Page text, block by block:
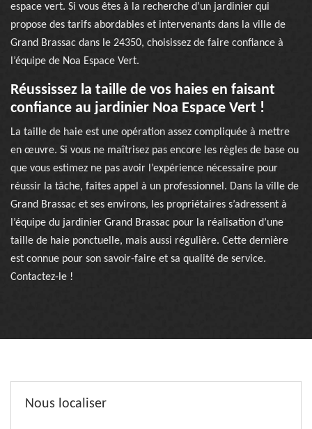
espace vert. Si vous êtes à la recherche d’un jardinier qui
propose des tarifs abordables et intervenants dans la ville de
Grand Brassac dans le 24350, choisissez de faire confiance à
l’équipe de Noa Espace Vert.
Réussissez la taille de vos haies en faisant
confiance au jardinier Noa Espace Vert !
La taille de haie est une opération assez compliquée à mettre
en œuvre. Si vous ne maîtrisez pas encore les règles de base ou
que vous estimez ne pas avoir l’expérience nécessaire pour
réussir la tâche, faites appel à un professionnel. Dans la ville de
Grand Brassac et ses environs, les propriétaires s’adressent à
l’équipe du jardinier Grand Brassac pour la réalisation d’une
taille de haie ponctuelle, mais aussi régulière. Cette dernière
est connue pour son savoir-faire et sa qualité de service.
Contactez-le !
Nous localiser